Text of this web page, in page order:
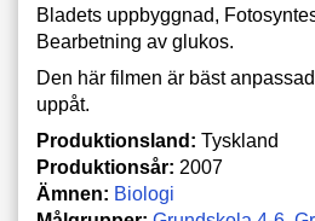
Bladets uppbyggnad,
Bearbetning av glukos.
Den här filmen är bäst
uppåt.
Produktionsland: Tyskland
Produktionsår: 2007
Ämnen: Biologi